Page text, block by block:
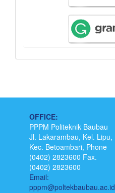
OFFICE:
PPPM Politeknik Baubau
Jl. Lakarambau, Kel. Lipu,
Kec. Betoambari, Phone
(0402) 2823600 Fax.
(0402) 2823600
Email:
pppm@poltekbaubau.ac.id